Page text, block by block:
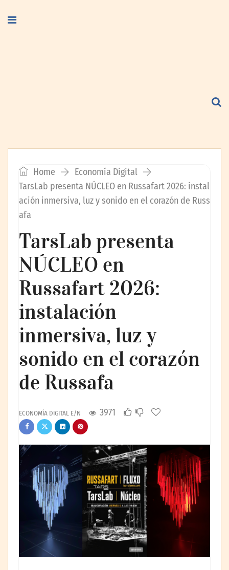
Home
Economía Digital
TarsLab presenta NÚCLEO en Russafart 2026: instal
ación inmersiva, luz y sonido en el corazón de Russ
afa
TarsLab presenta
NÚCLEO en
Russafart 2026:
instalación
inmersiva, luz y
sonido en el corazón
de Russafa
ECONOMÍA DIGITAL E/N 3971